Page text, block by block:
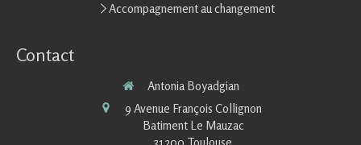
Accompagnement au changement
Contact
Antonia Boyadgian
9 Avenue François Collignon
Batiment Le Mauzac
31200 Toulouse